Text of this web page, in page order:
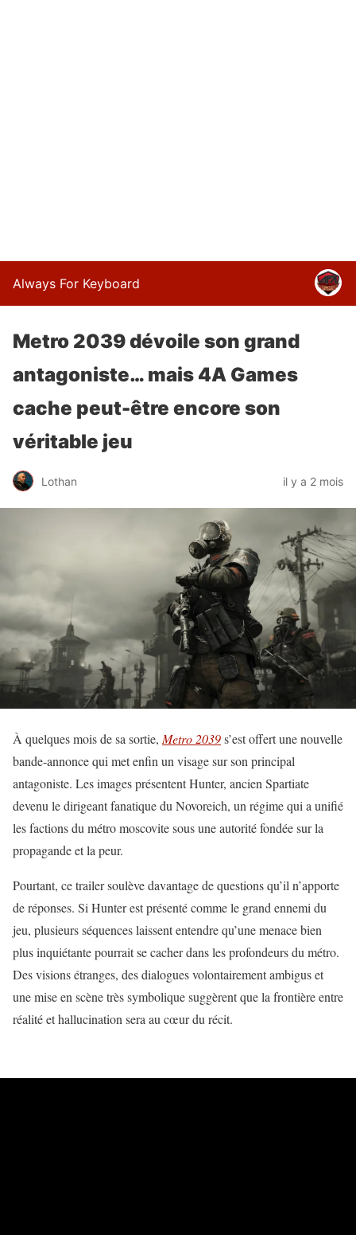
Always For Keyboard
Metro 2039 dévoile son grand
antagoniste… mais 4A Games
cache peut-être encore son
véritable jeu
Lothan il y a 2 mois
À quelques mois de sa sortie, Metro 2039s’est offert une nouvelle
bande-annonce qui met enfin un visage sur son principal
antagoniste. Les images présentent Hunter, ancien Spartiate
devenu le dirigeant fanatique du Novoreich, un régime qui a unifié
les factions du métro moscovite sous une autorité fondée sur la
propagande et la peur.
Pourtant, ce trailer soulève davantage de questions qu’il n’apporte
de réponses. Si Hunter est présenté comme le grand ennemi du
jeu, plusieurs séquences laissent entendre qu’une menace bien
plus inquiétante pourrait se cacher dans les profondeurs du métro.
Des visions étranges, des dialogues volontairement ambigus et
une mise en scène très symbolique suggèrent que la frontière entre
réalité et hallucination sera au cœur du récit.